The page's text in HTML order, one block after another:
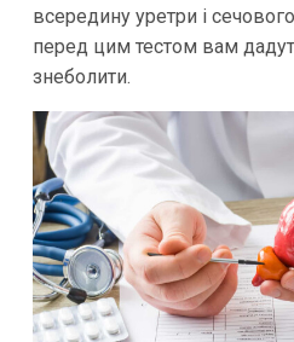
всередину уретри і
перед цим тестом вам
знеболити.